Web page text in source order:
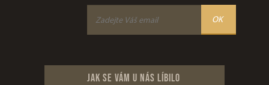
Jak se vám u nás líbilo